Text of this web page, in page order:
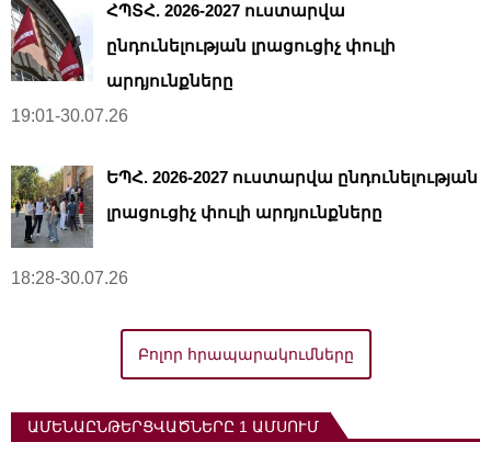
ՀՊՏՀ. 2026-2027 ուստարվա
ընդունելության լրացուցիչ փուլի
արդյունքները
19:01-30.07.26
ԵՊՀ. 2026-2027 ուստարվա ընդունելության
լրացուցիչ փուլի արդյունքները
18:28-30.07.26
Բոլոր հրապարակումները
ԱՄԵՆԱԸՆԹԵՐՑՎԱԾՆԵՐԸ 1 ԱՄՍՈՒՄ